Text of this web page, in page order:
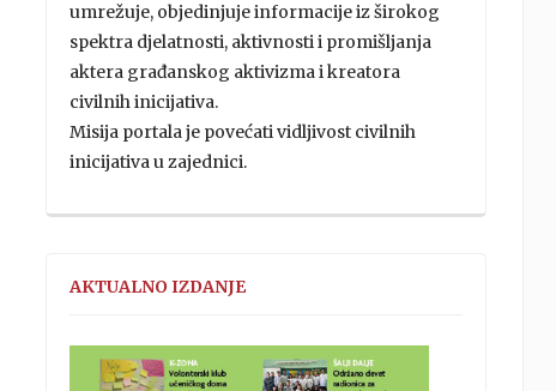
umrežuje, objedinjuje informacije iz širokog
spektra djelatnosti, aktivnosti i promišljanja
aktera građanskog aktivizma i kreatora
civilnih inicijativa.
Misija portala je povećati vidljivost civilnih
inicijativa u zajednici.
AKTUALNO IZDANJE